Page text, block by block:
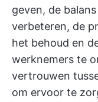
geven, de
verbeteren, de
het behoud en
werknemers te
vertrouwen
om ervoor te